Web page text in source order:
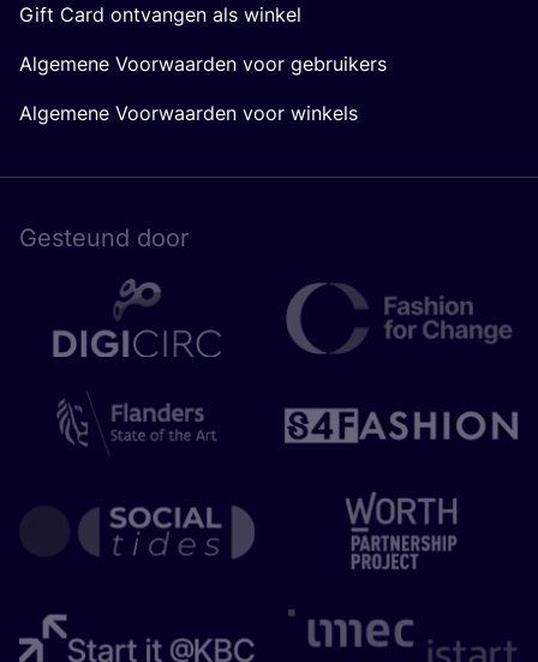
Gift Card ontvangen als winkel
Algemene Voorwaarden voor gebruikers
Algemene Voorwaarden voor winkels
Gesteund door